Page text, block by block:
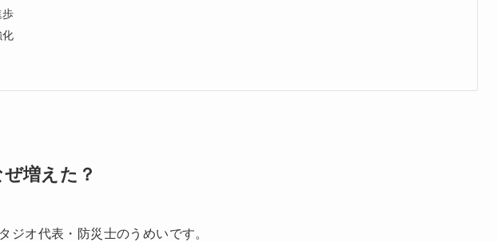
歩
化
ぜ増えた？
ジオ代表・防災士のうめいです。